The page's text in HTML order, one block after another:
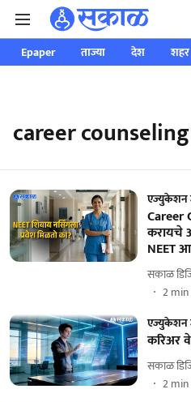
Epaper ताज्या देश शहर
career
एज्युकेशन
Career
करायचे
NEET
सकाळ
2
एज्युकेशन
करिअर
सकाळ
2